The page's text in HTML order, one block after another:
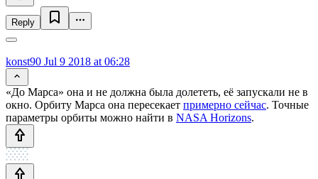
Reply
konst90 Jul 9 2018 at 06:28
«До Марса» она и не должна была долететь, её запускали не в
окно. Орбиту Марса она пересекает примерно сейчас. Точные
параметры орбиты можно найти в NASA Horizons.